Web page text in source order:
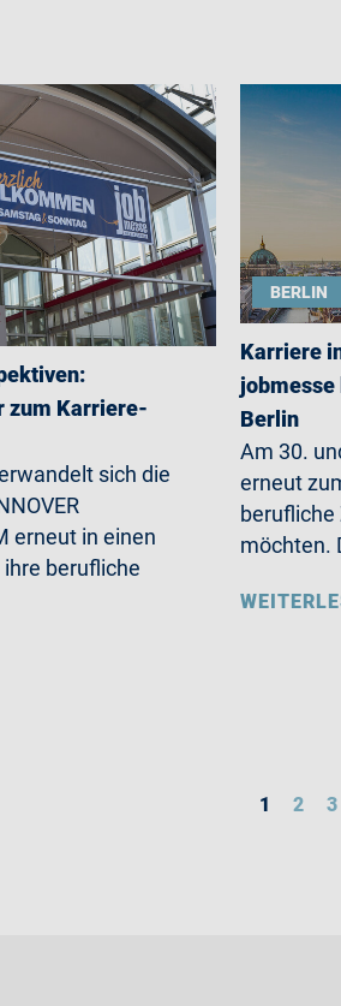
zum Karriere-
sich die
erneut in einen
berufliche
BERLIN
Karriere
Berlin
Am 30.
erneut
möchten.
1 2 3